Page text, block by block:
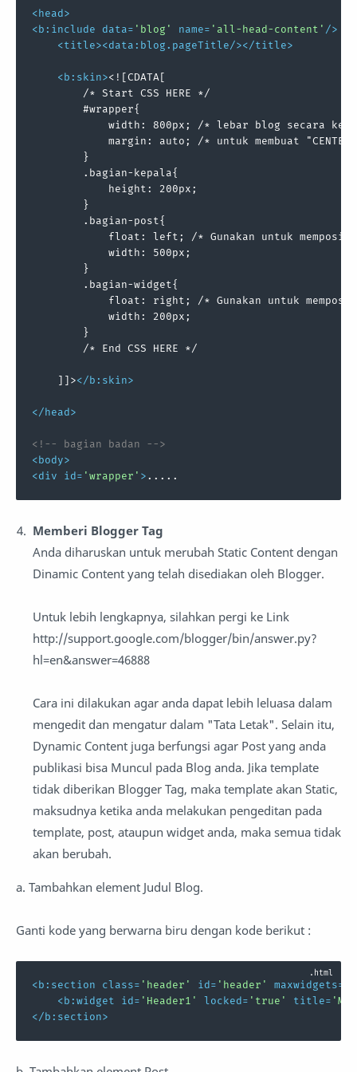
<head>
<b:include data= 'blog' name= 'all-head-content' />
<title><data:blog.pageTitle/></title>
<b:skin><![CDATA[
        /* Start CSS HERE */
        #wrapper{
width: 800px; /* lebar blog secara
margin: auto; /* untuk membuat
        }
        .bagian-kepala{
            height: 200px;
        }
        .bagian-post{
float: left; /* Gunakan untuk
            width: 500px;
        }
        .bagian-widget{
float: right; /* Gunakan untuk
            width: 200px;
        }
        /* End CSS HERE */
    ]]>
</b:skin>
</head>
<!-- bagian badan -->
<body>
<div id= 'wrapper' > .....
Memberi Blogger Tag
Anda diharuskan untuk merubah Static Content dengan
Dinamic Content yang telah disediakan oleh Blogger.
Untuk lebih lengkapnya, silahkan pergi ke Link
http://support.google.com/blogger/bin/answer.py?
hl=en&answer=46888
Cara ini dilakukan agar anda dapat lebih leluasa dalam
mengedit dan mengatur dalam "Tata Letak". Selain itu,
Dynamic Content juga berfungsi agar Post yang anda
publikasi bisa Muncul pada Blog anda. Jika template
tidak diberikan Blogger Tag, maka template akan Static,
maksudnya ketika anda melakukan pengeditan pada
template, post, ataupun widget anda, maka semua tidak
akan berubah.
a. Tambahkan element Judul Blog.
Ganti kode yang berwarna biru dengan kode berikut :
<b:section class= 'header' id= 'header' maxwidgets=
<b:widget id= 'Header1' locked= 'true' title= 'My
</b:section>